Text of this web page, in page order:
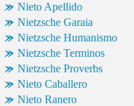
Nieto Apellido
Nietzsche Garaia
Nietzsche Humanismo
Nietzsche Terminos
Nietzsche Proverbs
Nieto Caballero
Nieto Ranero